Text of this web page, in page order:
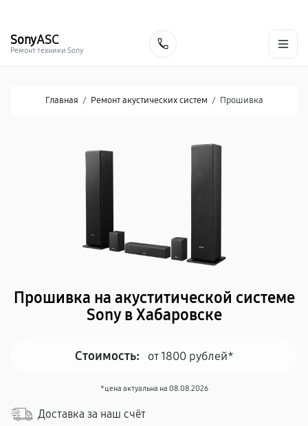
SonyASC
Ремонт техники Sony
Главная / Ремонт акустических систем / Прошивка
Прошивка на акуститической системе
Sony в Хабаровске
Стоимость: от 1800 рублей*
*цена актуальна на 08.08.2026
Доставка за наш счёт